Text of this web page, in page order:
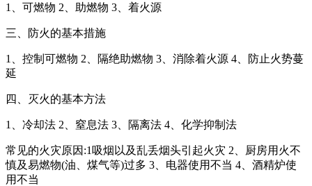
1、可燃物 2、助燃物 3、着火源
三、防火的基本措施
1、控制可燃物 2、隔绝助燃物 3、消除着火源 4、防止火势蔓
延
四、灭火的基本方法
1、冷却法 2、窒息法 3、隔离法 4、化学抑制法
常见的火灾原因:1吸烟以及乱丢烟头引起火灾 2、厨房用火不
慎及易燃物(油、煤气等)过多 3、电器使用不当 4、酒精炉使
用不当